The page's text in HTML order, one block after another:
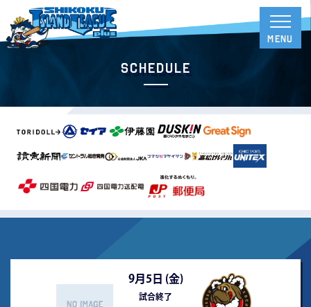
Schedule
9月5日 (金)
試合終了